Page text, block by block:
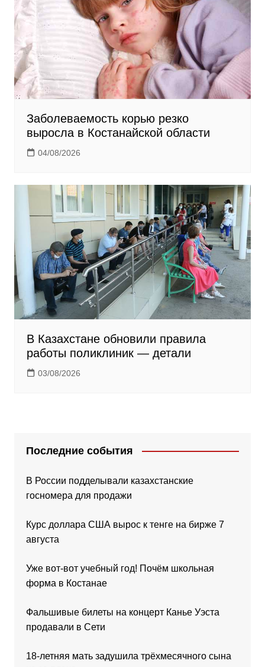
Заболеваемость корью резко
выросла в Костанайской области
04/08/2026
В Казахстане обновили правила
работы поликлиник — детали
03/08/2026
Последние события
В России подделывали казахстанские
госномера для продажи
Курс доллара США вырос к тенге на бирже 7
августа
Уже вот-вот учебный год! Почём школьная
форма в Костанае
Фальшивые билеты на концерт Канье Уэста
продавали в Сети
18-летняя мать задушила трёхмесячного сына